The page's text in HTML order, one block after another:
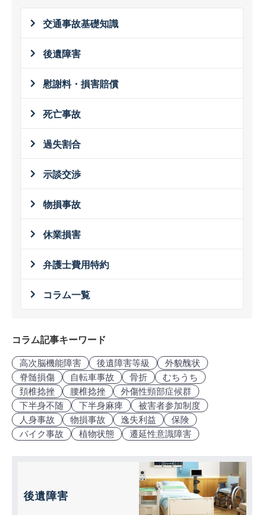
交通事故基礎知識
後遺障害
慰謝料・損害賠償
死亡事故
過失割合
示談交渉
物損事故
休業損害
弁護士費用特約
コラム一覧
コラム記事キーワード
高次脳機能障害 後遺障害等級
外貌醜状
脊髄損傷
自転車事故 骨折
むちうち
頚椎捻挫
腰椎捻挫
外傷性頸部症候群
下半身不随
下半身麻痺
被害者参加制度
人身事故
物損事故 逸失利益
保険
バイク事故
植物状態 遷延性意識障害
後遺障害